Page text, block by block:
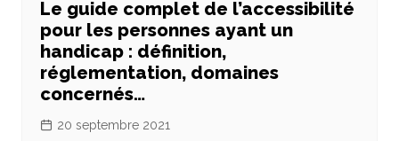
Le guide complet de l’accessibilité
pour les personnes ayant un
handicap : définition,
réglementation, domaines
concernés…
20 septembre 2021